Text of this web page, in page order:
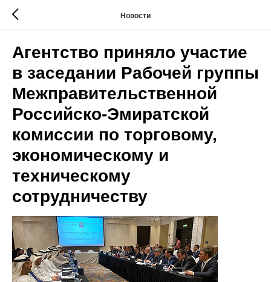
Новости
Агентство приняло участие
в заседании Рабочей группы
Межправительственной
Российско-Эмиратской
комиссии по торговому,
экономическому и
техническому
сотрудничеству